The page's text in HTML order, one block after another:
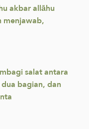
akbar allāhu
menjawab,
salat antara
bagian, dan